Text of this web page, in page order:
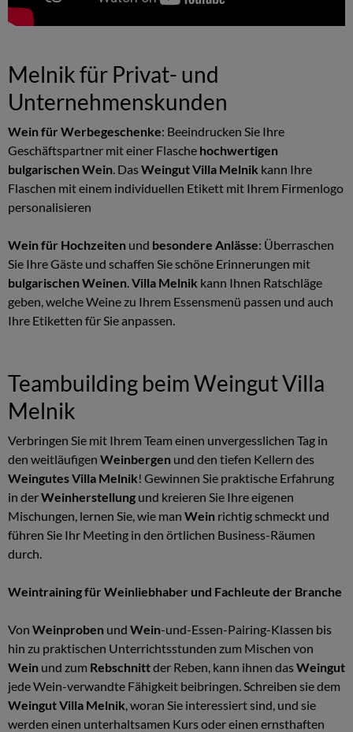
Melnik für Privat- und
Unternehmenskunden
Wein für Werbegeschenke: Beeindrucken Sie Ihre
Geschäftspartner mit einer Flasche hochwertigen
bulgarischen Wein . DasWeingut Villa Melnik kann Ihre
Flaschen mit einem individuellen Etikett mit Ihrem Firmenlogo
personalisieren
Wein für Hochzeiten und besondere Anlässe: Überraschen
Sie Ihre Gäste und schaffen Sie schöne Erinnerungen mit
bulgarischen Weinen Villa Melnik kann Ihnen Ratschläge
geben, welche Weine zu Ihrem Essensmenü passen und auch
Ihre Etiketten für Sie anpassen.
Teambuilding beim Weingut Villa
Melnik
Verbringen Sie mit Ihrem Team einen unvergesslichen Tag in
den weitläufigen Weinbergen und den tiefen Kellern des
Weingutes Villa Melnik! Gewinnen Sie praktische Erfahrung
in derWeinherstellung und kreieren Sie Ihre eigenen
Mischungen, lernen Sie, wie man Wein richtig schmeckt und
führen Sie Ihr Meeting in den örtlichen Business-Räumen
durch.
Weintraining für Weinliebhaber und Fachleute der Branche
Von Weinproben und Wein-und-Essen-Pairing-Klassen bis
hin zu praktischen Unterrichtsstunden zum Mischen von
Wein und zum Rebschnittder Reben, kann ihnen dasWeingut
jede Wein-verwandte Fähigkeit beibringen. Schreiben sie dem
Weingut Villa Melnik , woran Sie interessiert sind, und sie
werden einen unterhaltsamen Kurs oder einen ernsthaften